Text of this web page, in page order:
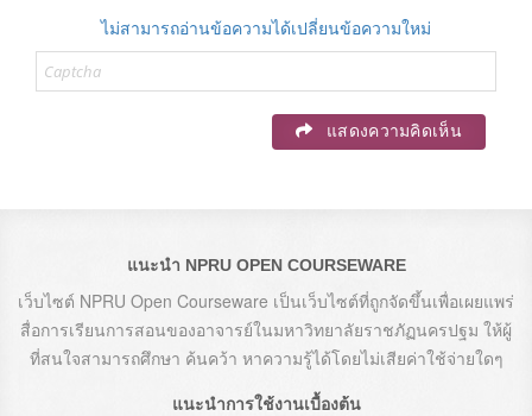
ไม่สามารถอ่านข้อความได้เปลี่ยนข้อความใหม่
แสดงความคิดเห็น
แนะนำ NPRU OPEN COURSEWARE
เว็บไซต์ NPRU Open Courseware เป็นเว็บไซต์ที่ถูกจัดขึ้นเพื่อเผยแพร่
สื่อการเรียนการสอนของอาจารย์ในมหาวิทยาลัยราชภัฏนครปฐม ให้ผู้
ที่สนใจสามารถศึกษา ค้นคว้า หาความรู้ได้โดยไม่เสียค่าใช้จ่ายใดๆ
แนะนำการใช้งานเบื้องต้น